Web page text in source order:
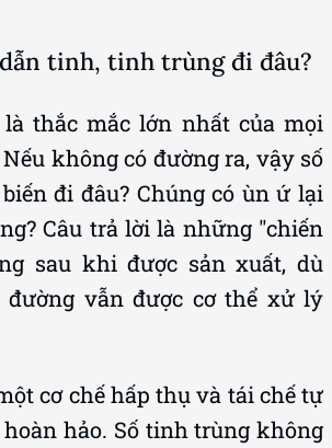
tinh, tinh trùng đi đâu?
thắc mắc lớn nhất của mọi
không có đường ra, vậy số
đi đâu? Chúng có ùn ứ lại
Câu trả lời là những "chiến
sau khi được sản xuất, dù
đường vẫn được cơ thể xử lý
cơ chế hấp thụ và tái chế tự
hảo. Số tinh trùng không